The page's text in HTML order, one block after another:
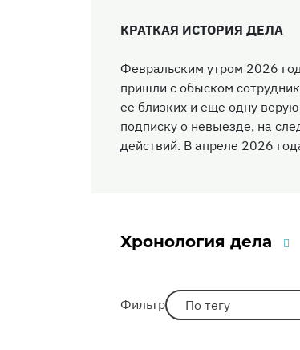
КРАТКАЯ ИСТОРИЯ ДЕЛА
Февральским утром 2026
пришли с обыском
ее близких и еще одну
подписку о невыезде, на
действий. В апреле 2026
Хронология дела
Фильтр По тегу